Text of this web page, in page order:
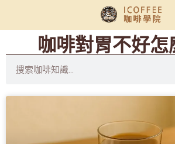
咖啡對胃不好怎